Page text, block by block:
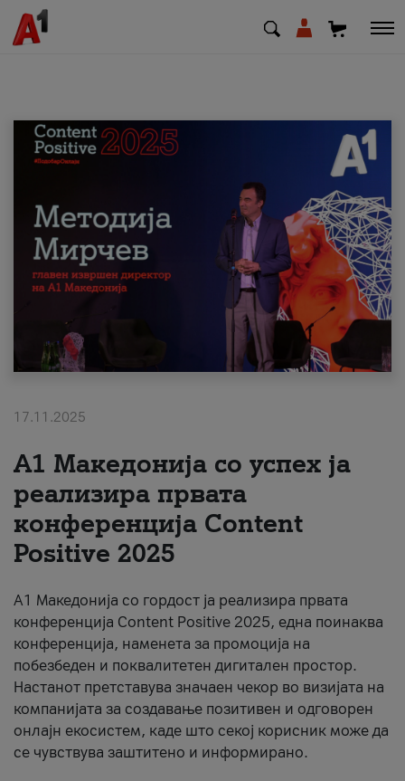
МК EN
Приватни Деловни
Поддршка
Надополни кредит
#ПодобарОнлајн
17.11.2025
А1 Македонија со успех ја
реализира првата
конференција Content
Positive 2025
А1 Македонија со гордост ја реализира првата
конференција Content Positive 2025, една поинаква
конференција, наменета за промоција на
побезбеден и поквалитетен дигитален простор.
Настанот претставува значаен чекор во визијата на
компанијата за создавање позитивен и одговорен
онлајн екосистем, каде што секој корисник може да
се чувствува заштитено и информирано.